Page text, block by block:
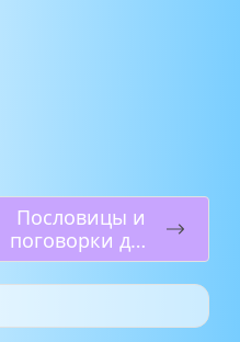
Пословицы и
поговорки для
5 класса